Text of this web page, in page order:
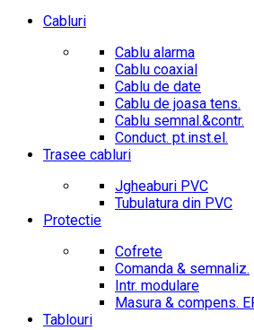
Cabluri
Cablu alarma
Cablu coaxial
Cablu de date
Cablu de joasa tens.
Cablu semnal.&contr.
Conduct. pt.inst.el.
Trasee cabluri
Jgheaburi PVC
Tubulatura din PVC
Protectie
Cofrete
Comanda & semnaliz.
Intr. modulare
Masura & compens.
Tablouri